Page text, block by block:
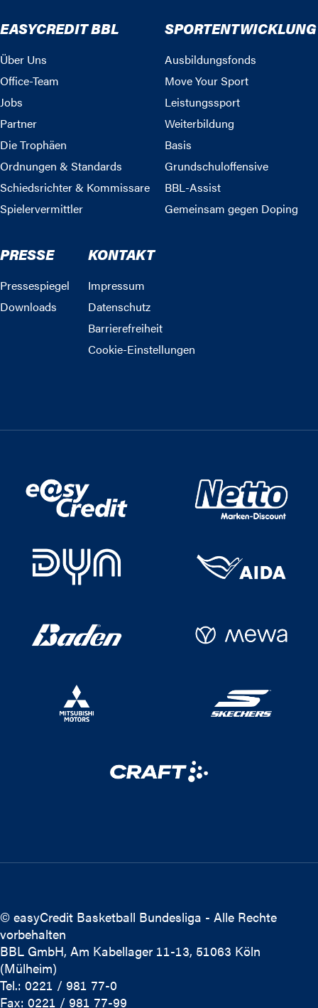
EASYCREDIT BBL
Über Uns
Office-Team
Jobs
Partner
Die Trophäen
Ordnungen & Standards
Schiedsrichter & Kommissare
Spielervermittler
SPORTENTWICKLUNG
Ausbildungsfonds
Move Your Sport
Leistungssport
Weiterbildung
Basis
Grundschuloffensive
BBL-Assist
Gemeinsam gegen Doping
PRESSE
Pressespiegel
Downloads
KONTAKT
Impressum
Datenschutz
Barrierefreiheit
Cookie-Einstellungen
© easyCredit Basketball Bundesliga - Alle Rechte
vorbehalten
BBL GmbH, Am Kabellager 11-13, 51063 Köln
(Mülheim)
Tel.: 0221 / 981 77-0
Fax: 0221 / 981 77-99